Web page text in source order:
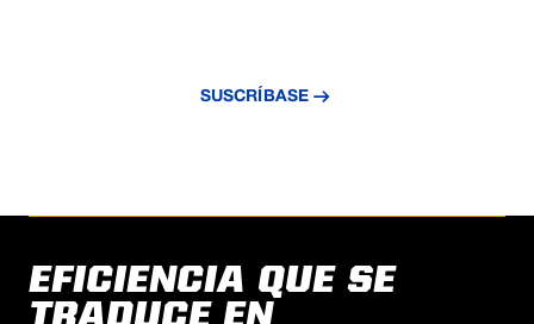
SUSCRÍBASE
EFICIENCIA QUE SE